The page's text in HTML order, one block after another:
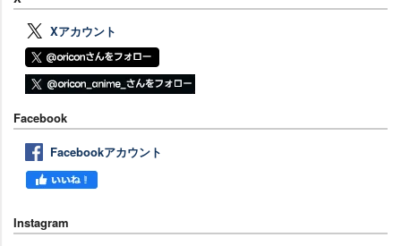
Xアカウント
Facebook
Facebookアカウント
Instagram